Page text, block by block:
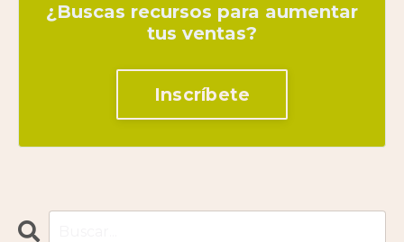
¿Buscas recursos para aumentar
tus ventas?
Inscríbete